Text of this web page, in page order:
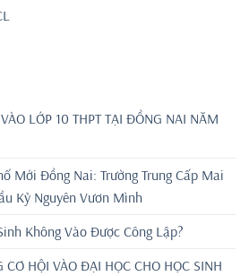
LỚP 10 THPT TẠI ĐỒNG NAI NĂM
Mới Đồng Nai: Trường Trung Cấp Mai
Kỷ Nguyên Vươn Mình
Không Vào Được Công Lập?
HỘI VÀO ĐẠI HỌC CHO HỌC SINH